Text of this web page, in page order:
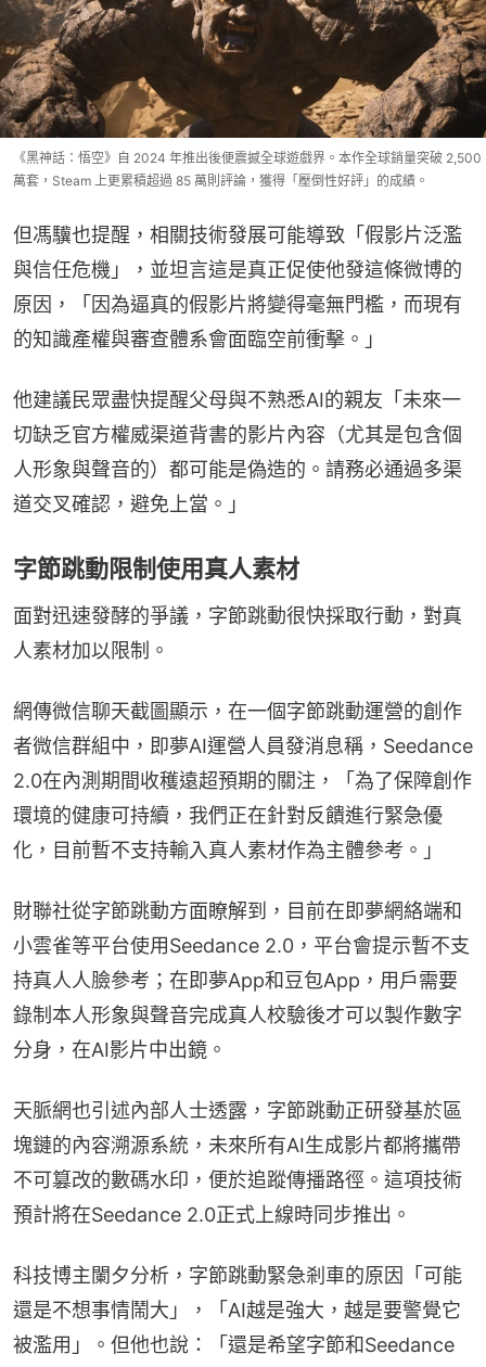
《黑神話：悟空》自 2024 年推出後便震撼全球遊戲界。本作全球銷量突破 2,500
萬套，Steam 上更累積超過 85 萬則評論，獲得「壓倒性好評」的成績。
但馮驥也提醒，相關技術發展可能導致「假影片泛濫
與信任危機」，並坦言這是真正促使他發這條微博的
原因，「因為逼真的假影片將變得毫無門檻，而現有
的知識產權與審查體系會面臨空前衝擊。」
他建議民眾盡快提醒父母與不熟悉AI的親友「未來一
切缺乏官方權威渠道背書的影片內容（尤其是包含個
人形象與聲音的）都可能是偽造的。請務必通過多渠
道交叉確認，避免上當。」
字節跳動限制使用真人素材
面對迅速發酵的爭議，字節跳動很快採取行動，對真
人素材加以限制。
網傳微信聊天截圖顯示，在一個字節跳動運營的創作
者微信群組中，即夢AI運營人員發消息稱，Seedance
2.0在內測期間收穫遠超預期的關注，「為了保障創作
環境的健康可持續，我們正在針對反饋進行緊急優
化，目前暫不支持輸入真人素材作為主體參考。」
財聯社從字節跳動方面瞭解到，目前在即夢網絡端和
小雲雀等平台使用Seedance 2.0，平台會提示暫不支
持真人人臉參考；在即夢App和豆包App，用戶需要
錄制本人形象與聲音完成真人校驗後才可以製作數字
分身，在AI影片中出鏡。
天脈網也引述內部人士透露，字節跳動正研發基於區
塊鏈的內容溯源系統，未來所有AI生成影片都將攜帶
不可篡改的數碼水印，便於追蹤傳播路徑。這項技術
預計將在Seedance 2.0正式上線時同步推出。
科技博主闌夕分析，字節跳動緊急剎車的原因「可能
還是不想事情鬧大」，「AI越是強大，越是要警覺它
被濫用」。但他也說：「還是希望字節和Seedance